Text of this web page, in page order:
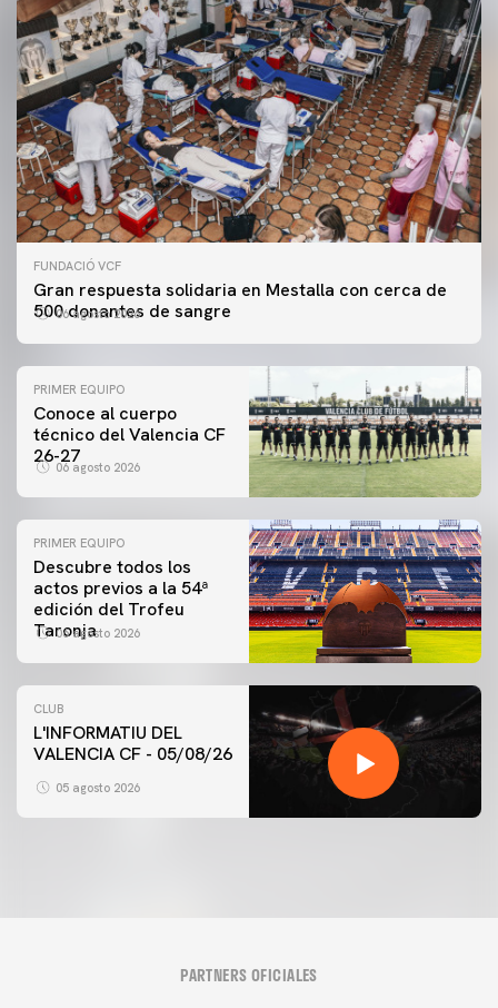
FUNDACIÓ VCF
Gran respuesta solidaria en Mestalla con cerca de
500 donantes de sangre
06 agosto 2026
PRIMER EQUIPO
Conoce al cuerpo
técnico del Valencia CF
26-27
06 agosto 2026
PRIMER EQUIPO
Descubre todos los
actos previos a la 54ª
edición del Trofeu
Taronja
06 agosto 2026
CLUB
L'INFORMATIU DEL
VALENCIA CF - 05/08/26
05 agosto 2026
PARTNERS OFICIALES